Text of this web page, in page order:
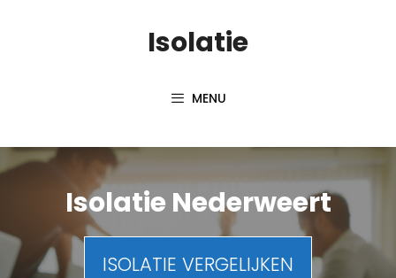
Isolatie
MENU
Isolatie Nederweert
ISOLATIE VERGELIJKEN